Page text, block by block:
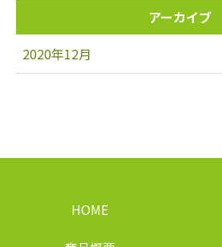
アーカイブ
2020年12月
HOME